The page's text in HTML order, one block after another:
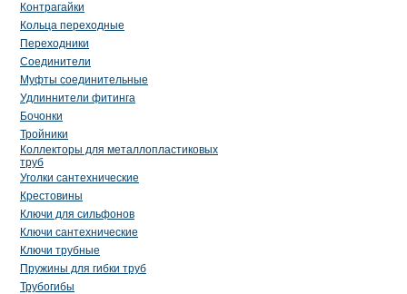
Контрагайки
Кольца переходные
Переходники
Соединители
Муфты соединительные
Удлиннители фитинга
Бочонки
Тройники
Коллекторы для металлопластиковых
труб
Уголки сантехнические
Крестовины
Ключи для сильфонов
Ключи сантехнические
Ключи трубные
Пружины для гибки труб
Трубогибы